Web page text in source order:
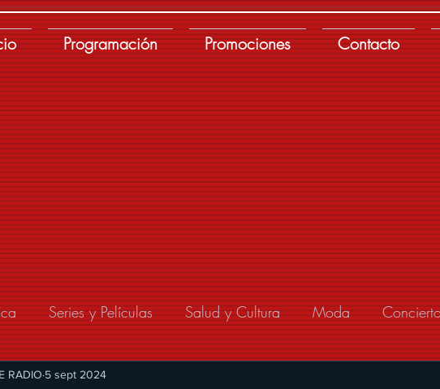
Programación Promociones Contacto
Series y Películas Salud y Cultura Moda
RADIO 5 sept 2024